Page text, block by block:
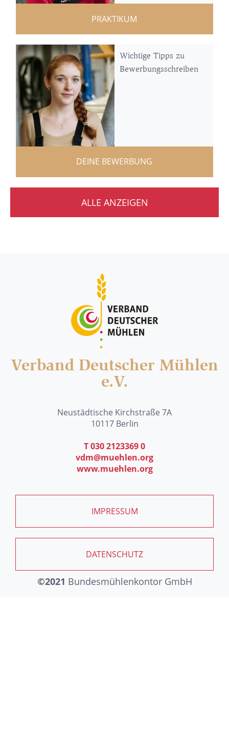
PRAKTIKUM
Wichtige Tipps zu
Bewerbungsschreiben
DEINE BEWERBUNG
ALLE ANZEIGEN
Verband Deutscher Mühlen
e.V.
Neustädtische Kirchstraße 7A
10117 Berlin
T 030 2123369 0
vdm@muehlen.org
www.muehlen.org
IMPRESSUM
DATENSCHUTZ
©2021 Bundesmühlenkontor GmbH